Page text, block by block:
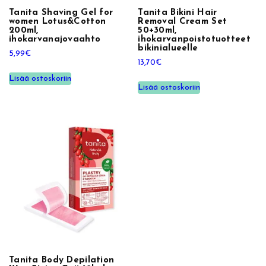
y
l
m
ä
v
a
r
Tanita Shaving Gel for
women Lotus&Cotton
200ml,
ihokarvanajovaahto
5,99€
Lisää ostoskoriin
Tanita Bikini Hair
Removal Cream Set
50+30ml,
ihokarvanpoistotuotteet
bikinialueelle
13,70€
Lisää ostoskoriin
Tanita Body Depilation